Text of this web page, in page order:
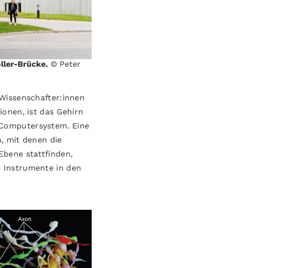
Brücke. © Peter
ist das Gehirn
Eine
mit denen die
stattfinden,
Instrumente in den